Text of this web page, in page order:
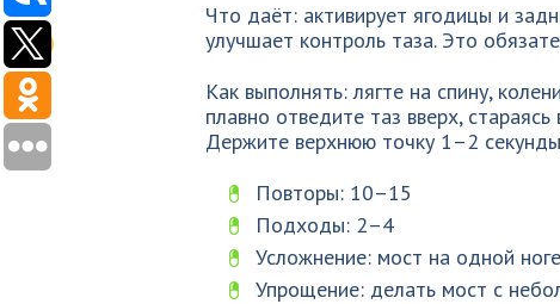
Что даёт: активирует ягодицы и
улучшает контроль таза. Это
Как выполнять: лягте на спину,
плавно отведите таз вверх,
Держите верхнюю точку 1–2
Повторы: 10–15
Подходы: 2–4
Усложнение: мост на одной ноге
Упрощение: делать мост с